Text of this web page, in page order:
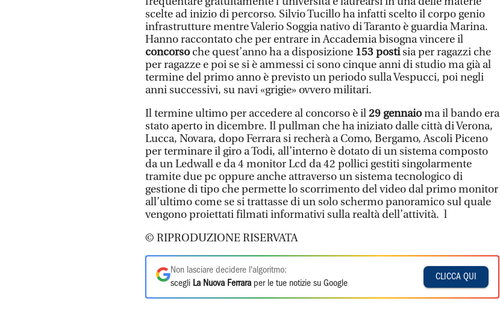
scelte ad inizio di percorso. Silvio Tucillo ha infatti scelto il corpo genio
infrastrutture mentre Valerio Soggia nativo di Taranto è guardia Marina.
Hanno raccontato che per entrare in Accademia bisogna vincere il
concorsoche quest’anno ha a disposizione 153 postisia per ragazzi che
per ragazze e poi se si è ammessi ci sono cinque anni di studio ma già al
termine del primo anno è previsto un periodo sulla Vespucci, poi negli
anni successivi, su navi «grigie» ovvero militari.
Il termine ultimo per accedere al concorso è il29 gennaioma il bando era
stato aperto in dicembre. Il pullman che ha iniziato dalle città di Verona,
Lucca, Novara, dopo Ferrara si recherà a Como, Bergamo, Ascoli Piceno
per terminare il giro a Todi, all’interno è dotato di un sistema composto
da un Ledwall e da 4 monitor Lcd da 42 pollici gestiti singolarmente
tramite due pc oppure anche attraverso un sistema tecnologico di
gestione di tipo che permette lo scorrimento del video dal primo monitor
all’ultimo come se si trattasse di un solo schermo panoramico sul quale
vengono proiettati filmati informativi sulla realtà dell’attività. l
© RIPRODUZIONE RISERVATA
Non lasciare decidere l'algoritmo:
scegli La Nuova Ferrara per le tue notizie su Google
CLICCA QUI